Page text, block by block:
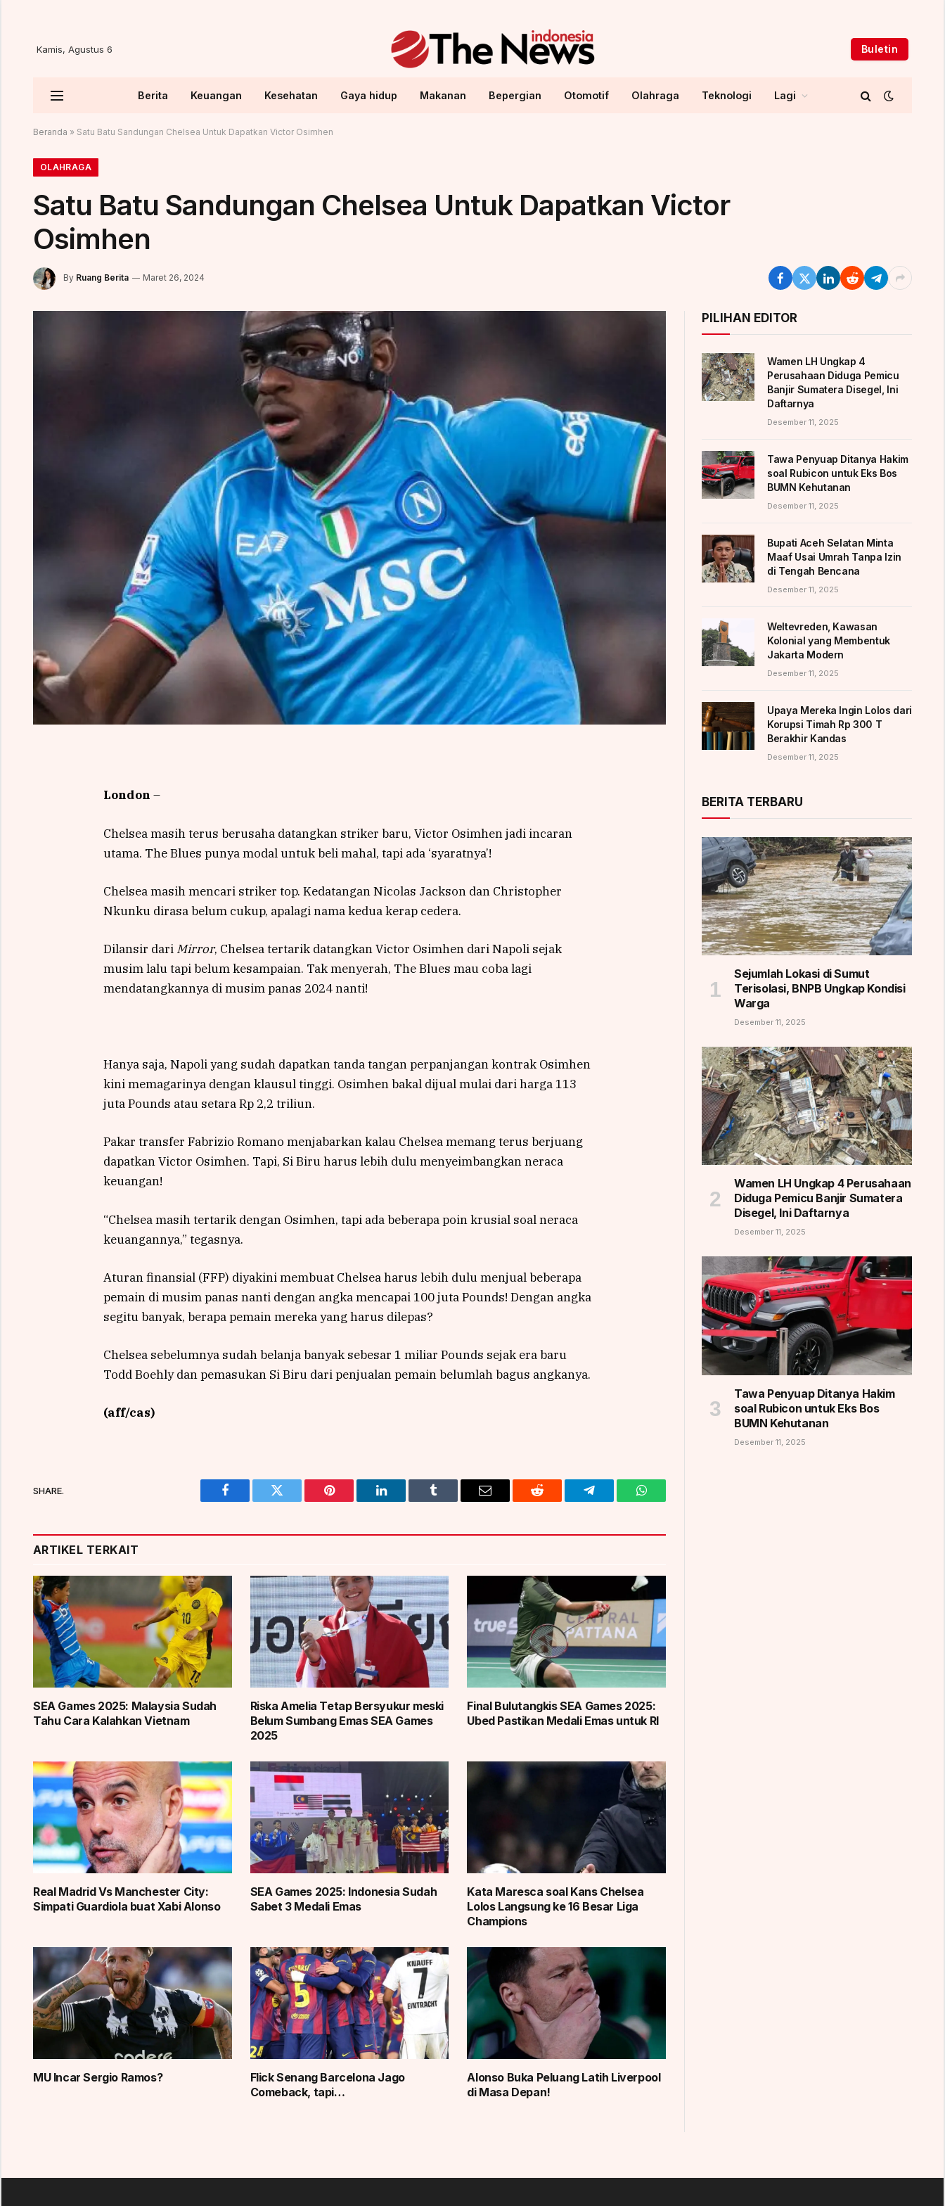
Kamis, Agustus 6 Buletin
Berita Keuangan Kesehatan Gaya hidup Makanan Bepergian Otomotif Olahraga Teknologi Lagi
Beranda » Satu Batu Sandungan Chelsea Untuk Dapatkan Victor Osimhen
OLAHRAGA
Satu Batu Sandungan Chelsea Untuk Dapatkan Victor
Osimhen
By Ruang Berita Maret 26, 2024
London –
Chelsea masih terus berusaha datangkan striker baru, Victor Osimhen jadi incaran
utama. The Blues punya modal untuk beli mahal, tapi ada ‘syaratnya’!
Chelsea masih mencari striker top. Kedatangan Nicolas Jackson dan Christopher
Nkunku dirasa belum cukup, apalagi nama kedua kerap cedera.
Dilansir dari Mirror, Chelsea tertarik datangkan Victor Osimhen dari Napoli sejak
musim lalu tapi belum kesampaian. Tak menyerah, The Blues mau coba lagi
mendatangkannya di musim panas 2024 nanti!
Hanya saja, Napoli yang sudah dapatkan tanda tangan perpanjangan kontrak Osimhen
kini memagarinya dengan klausul tinggi. Osimhen bakal dijual mulai dari harga 113
juta Pounds atau setara Rp 2,2 triliun.
Pakar transfer Fabrizio Romano menjabarkan kalau Chelsea memang terus berjuang
dapatkan Victor Osimhen. Tapi, Si Biru harus lebih dulu menyeimbangkan neraca
keuangan!
“Chelsea masih tertarik dengan Osimhen, tapi ada beberapa poin krusial soal neraca
keuangannya,” tegasnya.
Aturan finansial (FFP) diyakini membuat Chelsea harus lebih dulu menjual beberapa
pemain di musim panas nanti dengan angka mencapai 100 juta Pounds! Dengan angka
segitu banyak, berapa pemain mereka yang harus dilepas?
Chelsea sebelumnya sudah belanja banyak sebesar 1 miliar Pounds sejak era baru
Todd Boehly dan pemasukan Si Biru dari penjualan pemain belumlah bagus angkanya.
(aff/cas)
SHARE.
Facebook Twitter Pinterest LinkedIn Tumblr Email Reddit Telegram WhatsApp
ARTIKEL TERKAIT
SEA Games 2025: Malaysia Sudah
Tahu Cara Kalahkan Vietnam
Riska Amelia Tetap Bersyukur meski
Belum Sumbang Emas SEA Games
2025
Final Bulutangkis SEA Games 2025:
Ubed Pastikan Medali Emas untuk RI
Real Madrid Vs Manchester City:
Simpati Guardiola buat Xabi Alonso
SEA Games 2025: Indonesia Sudah
Sabet 3 Medali Emas
Kata Maresca soal Kans Chelsea
Lolos Langsung ke 16 Besar Liga
Champions
MU Incar Sergio Ramos?
Flick Senang Barcelona Jago
Comeback, tapi…
Alonso Buka Peluang Latih Liverpool
di Masa Depan!
PILIHAN EDITOR
Wamen LH Ungkap 4
Perusahaan Diduga Pemicu
Banjir Sumatera Disegel, Ini
Daftarnya
Desember 11, 2025
Tawa Penyuap Ditanya Hakim
soal Rubicon untuk Eks Bos
BUMN Kehutanan
Desember 11, 2025
Bupati Aceh Selatan Minta
Maaf Usai Umrah Tanpa Izin
di Tengah Bencana
Desember 11, 2025
Weltevreden, Kawasan
Kolonial yang Membentuk
Jakarta Modern
Desember 11, 2025
Upaya Mereka Ingin Lolos dari
Korupsi Timah Rp 300 T
Berakhir Kandas
Desember 11, 2025
BERITA TERBARU
Sejumlah Lokasi di Sumut
Terisolasi, BNPB Ungkap Kondisi
Warga
Desember 11, 2025
Wamen LH Ungkap 4 Perusahaan
Diduga Pemicu Banjir Sumatera
Disegel, Ini Daftarnya
Desember 11, 2025
Tawa Penyuap Ditanya Hakim
soal Rubicon untuk Eks Bos
BUMN Kehutanan
Desember 11, 2025